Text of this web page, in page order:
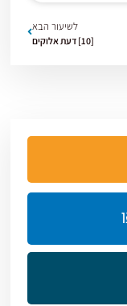
לשיעור הבא
[10] דעת אלוקים